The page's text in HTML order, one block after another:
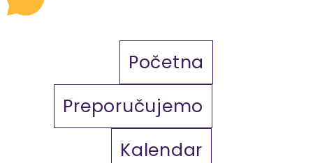
Početna
Preporučujemo
Kalendar